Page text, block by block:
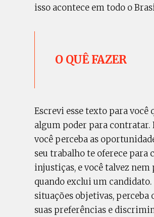
isso acontece em todo o
O QUÊ FAZER
Escrevi esse texto para você
algum poder para contratar.
você perceba as
seu trabalho te oferece
injustiças, e você talvez nem
quando exclui um
situações objetivas, perceba
suas preferências e